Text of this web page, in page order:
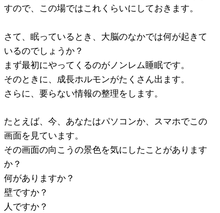
すので、この場ではこれくらいにしておきます。
さて、眠っているとき、大脳のなかでは何が起きて
いるのでしょうか？
まず最初にやってくるのがノンレム睡眠です。
そのときに、成長ホルモンがたくさん出ます。
さらに、要らない情報の整理をします。
たとえば、今、あなたはパソコンか、スマホでこの
画面を見ています。
その画面の向こうの景色を気にしたことがあります
か？
何がありますか？
壁ですか？
人ですか？